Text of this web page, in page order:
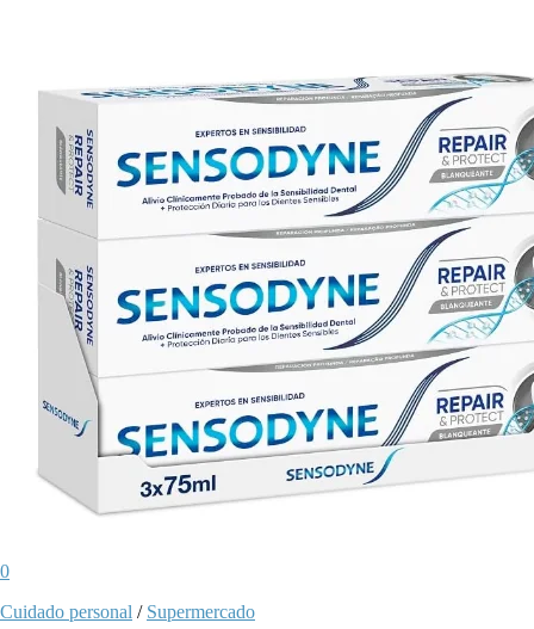
0
Cuidado personal / Supermercado